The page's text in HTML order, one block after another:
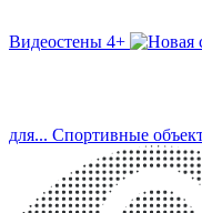
Видеостены 4+
для... Спортивные